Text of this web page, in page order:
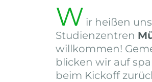
W ir heißen
Studienzentren
willkommen!
blicken wir auf
beim Kickoff